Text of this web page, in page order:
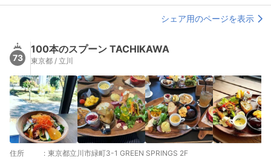
シェア用のページを表示
73
100本のスプーン TACHIKAWA
東京都 / 立川
住所 : 東京都立川市緑町3-1 GREEN SPRINGS 2F